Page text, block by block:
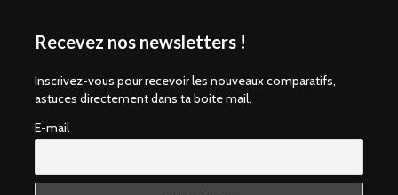
Recevez nos newsletters !
Inscrivez-vous pour recevoir les nouveaux comparatifs,
astuces directement dans ta boite mail.
E-mail